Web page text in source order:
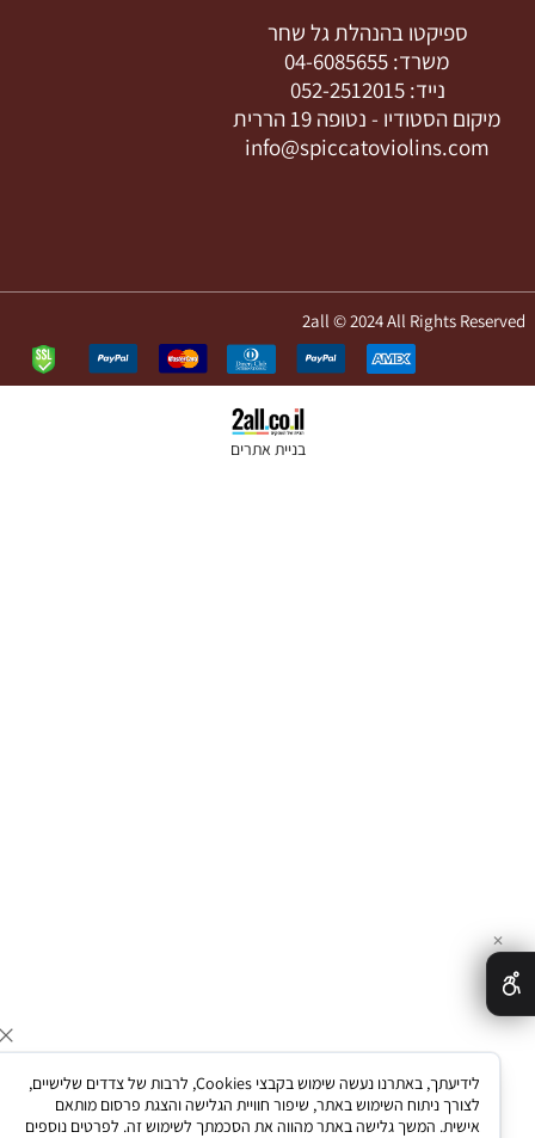
ספיקטו בהנהלת גל שחר
משרד:04-6085655
052-2512015
הסטודיו -נטופה 19 הררית
info@spiccatoviolins.com
2all © 2024 All Rights
בניית אתרים
לידיעתך, באתרנו נעשה שימוש בקבצי Cookies, לרבות של צדדים שלישיים,
לצורך ניתוח השימוש באתר, שיפור חוויית הגלישה והצגת פרסום מותאם
אישית. המשך גלישה באתר מהווה את הסכמתך לשימוש זה. לפרטים נוספים